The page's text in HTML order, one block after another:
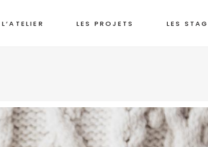
L’ATELIER LES PROJETS LES